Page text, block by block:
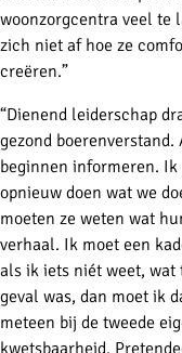
woonzorgcentra veel te
zich niet af hoe ze
creëren.”
“Dienend leiderschap
gezond
beginnen informeren.
opnieuw doen wat we
moeten ze weten wat
verhaal. Ik moet een
als ik iets niét weet,
geval was, dan moet ik
meteen bij de tweede